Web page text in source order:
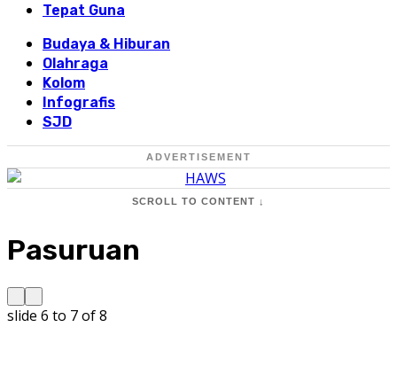
Tepat Guna
Budaya & Hiburan
Olahraga
Kolom
Infografis
SJD
ADVERTISEMENT
SCROLL TO CONTENT ↓
Pasuruan
slide 6 to 7of 8